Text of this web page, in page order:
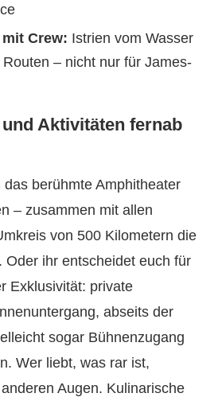
Crew: Istrien vom Wasser
– nicht nur für James-
Aktivitäten fernab
berühmte Amphitheater
– zusammen mit allen
von 500 Kilometern die
Oder ihr entscheidet euch für
Exklusivität: private
abseits der
sogar Bühnenzugang
Wer liebt, was rar ist,
Augen. Kulinarische